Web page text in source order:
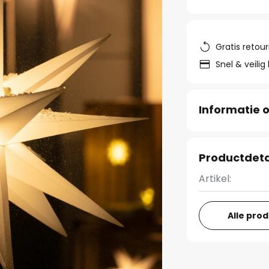
Gratis
Snel &
Informatie
Artikel:
Alle